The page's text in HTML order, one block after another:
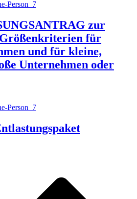
zur
für
und für kleine,
Unternehmen oder